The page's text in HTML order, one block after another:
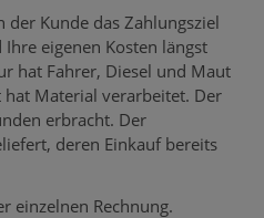
Kunde das Zahlungsziel
eigenen Kosten längst
hat Fahrer, Diesel und Maut
Material verarbeitet. Der
erbracht. Der
deren Einkauf bereits
einzelnen Rechnung.